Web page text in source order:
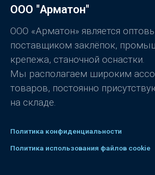
и
з
ООО "Арматон"
ООО «Арматон» является
поставщиком заклёпок,
крепежа, станочной оснастки.
Мы располагаем широким
товаров, постоянно
на складе.
Политика конфиденциальности
Политика использования файлов cookie